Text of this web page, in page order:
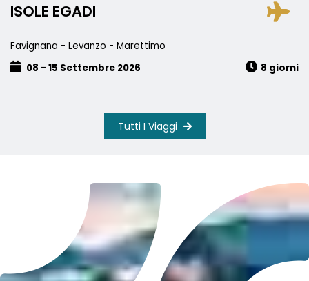
ISOLE EGADI
Favignana - Levanzo - Marettimo
08 - 15 Settembre 2026
8 giorni
Tutti I Viaggi